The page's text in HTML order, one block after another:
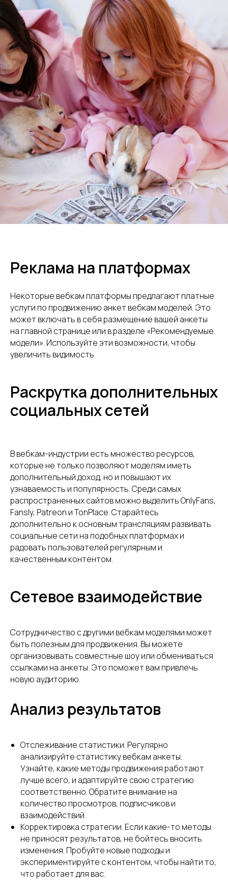
Реклама на платформах
Некоторые вебкам платформы предлагают платные
услуги по продвижению анкет вебкам моделей. Это
может включать в себя размещение вашей анкеты
на главной странице или в разделе «Рекомендуемые
модели». Используйте эти возможности, чтобы
увеличить видимость.
Раскрутка дополнительных
социальных сетей
В вебкам-индустрии есть множество ресурсов,
которые не только позволяют моделям иметь
дополнительный доход, но и повышают их
узнаваемость и популярность. Среди самых
распространенных сайтов можно выделить OnlyFans,
Fansly, Patreon и ​​TonPlace. Старайтесь
дополнительно к основным трансляциям развивать
социальные сети на подобных платформах и
радовать пользователей регулярным и
качественным контентом.
Сетевое взаимодействие
Сотрудничество с другими вебкам моделями может
быть полезным для продвижения. Вы можете
организовывать совместные шоу или обмениваться
ссылками на анкеты. Это поможет вам привлечь
новую аудиторию.
Анализ результатов
Отслеживание статистики. Регулярно
анализируйте статистику вебкам анкеты.
Узнайте, какие методы продвижения работают
лучше всего, и адаптируйте свою стратегию
соответственно. Обратите внимание на
количество просмотров, подписчиков и
взаимодействий.
Корректировка стратегии. Если какие-то методы
не приносят результатов, не бойтесь вносить
изменения. Пробуйте новые подходы и
экспериментируйте с контентом, чтобы найти то,
что работает для вас.